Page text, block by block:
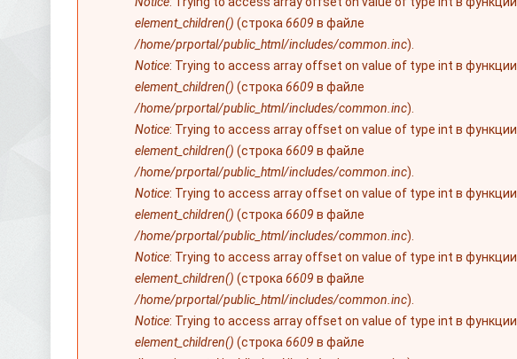
element_children() (строка 6609 в файле
/home/prportal/public_html/includes/common.inc).
Notice: Trying to access array offset on value of type int в функции
element_children() (строка 6609 в файле
/home/prportal/public_html/includes/common.inc).
Notice: Trying to access array offset on value of type int в функции
element_children() (строка 6609 в файле
/home/prportal/public_html/includes/common.inc).
Notice: Trying to access array offset on value of type int в функции
element_children() (строка 6609 в файле
/home/prportal/public_html/includes/common.inc).
Notice: Trying to access array offset on value of type int в функции
element_children() (строка 6609 в файле
/home/prportal/public_html/includes/common.inc).
Notice: Trying to access array offset on value of type int в функции
element_children() (строка 6609 в файле